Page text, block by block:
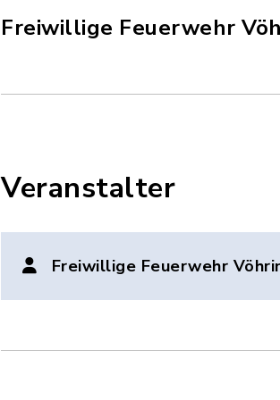
Freiwillige Feuerwehr
Veranstalter
Freiwillige Feuerwehr